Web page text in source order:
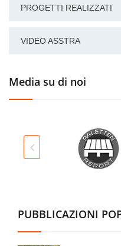
PROGETTI REALIZZATI
VIDEO ASSTRA
Media su di noi
PUBBLICAZIONI